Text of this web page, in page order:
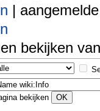
|
bekijken
bekijken